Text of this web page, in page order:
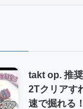
takt op. 推
2Tクリアす
速で掘れる！